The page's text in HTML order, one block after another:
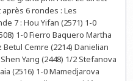
7
À
14H
6 rondes : Les
7 : Hou Yifan (2571) 1-0
1-0 Fierro Baquero Martha
Betul Cemre (2214) Danielian
Yang (2448) 1/2 Stefanova
(2516) 1-0 Mamedjarova